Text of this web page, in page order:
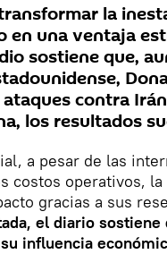
la
en una ventaja
sostiene que,
contra
los resultados
a pesar de las
costos operativos,
gracias a sus
el diario
influencia